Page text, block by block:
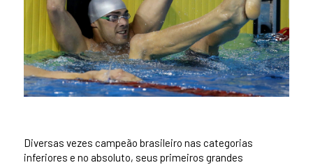
Diversas vezes campeão brasileiro nas categorias
inferiores e no absoluto, seus primeiros grandes